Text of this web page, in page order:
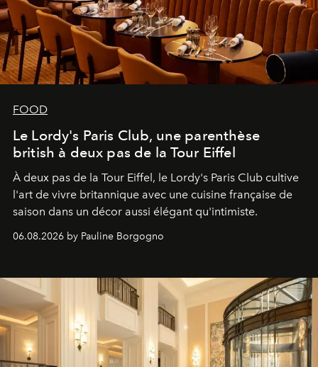
FOOD
Le Lordy's Paris Club, une parenthèse
british à deux pas de la Tour Eiffel
À deux pas de la Tour Eiffel, le Lordy's Paris Club cultive
l'art de vivre britannique avec une cuisine française de
saison dans un décor aussi élégant qu'intimiste.
06.08.2026 by Pauline Borgogno